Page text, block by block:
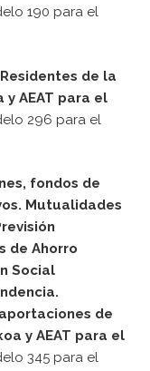
190 para el
de la
y AEAT para el
296 para el
fondos de
Mutualidades
de Ahorro
Social
de
y AEAT para el
345 para el